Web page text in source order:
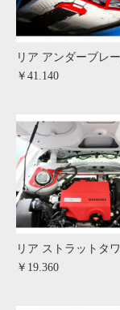
リア アンダーブレ
￥41.140
リア ストラットタ
￥19.360